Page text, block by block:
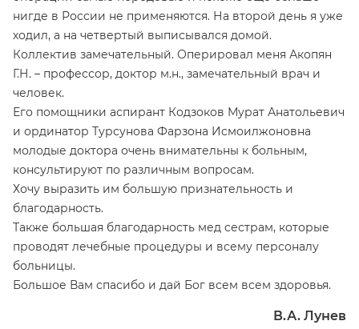
нигде в России не применяются. На второй день я уже
ходил, а на четвертый выписывался домой.
Коллектив замечательный. Оперировал меня Акопян
Г.Н. – профессор, доктор м.н., замечательный врач и
человек.
Его помощники аспирант Кодзоков Мурат Анатольевич
и ординатор Турсунова Фарзона Исмоилжоновна
молодые доктора очень внимательны к больным,
консультируют по различным вопросам.
Хочу выразить им большую признательность и
благодарность.
Также большая благодарность мед сестрам, которые
проводят лечебные процедуры и всему персоналу
больницы.
Большое Вам спасибо и дай Бог всем всем здоровья.
В.А. Лунев